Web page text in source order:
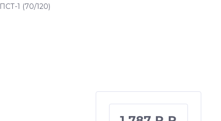
1 (70/120)